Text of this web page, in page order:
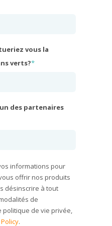
vous la
verts?*
des partenaires
informations pour
offrir nos produits
désinscrire à tout
de
de vie privée,
.